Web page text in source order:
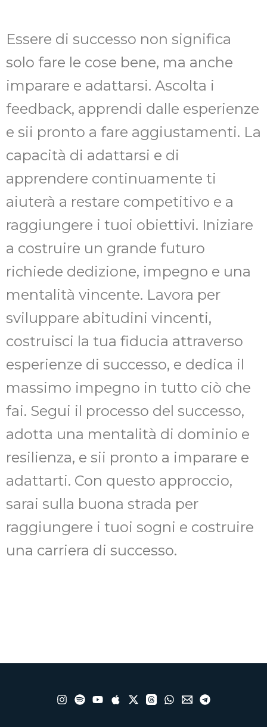
Essere di successo non significa
solo fare le cose bene, ma anche
imparare e adattarsi. Ascolta i
feedback, apprendi dalle esperienze
e sii pronto a fare aggiustamenti. La
capacità di adattarsi e di
apprendere continuamente ti
aiuterà a restare competitivo e a
raggiungere i tuoi obiettivi. Iniziare
a costruire un grande futuro
richiede dedizione, impegno e una
mentalità vincente. Lavora per
sviluppare abitudini vincenti,
costruisci la tua fiducia attraverso
esperienze di successo, e dedica il
massimo impegno in tutto ciò che
fai. Segui il processo del successo,
adotta una mentalità di dominio e
resilienza, e sii pronto a imparare e
adattarti. Con questo approccio,
sarai sulla buona strada per
raggiungere i tuoi sogni e costruire
una carriera di successo.